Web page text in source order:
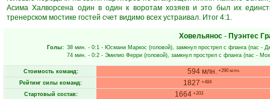
Асима Халворсена один в один к воротам хозяев и это был их
тренерском мостике гостей счет видимо всех устраивал. Итог 4:1.
Ховельянос - Пуэнтес
Голы: 38 мин. - 0:1 - Юсмани Маркос (головой), замкнул прострел с фланга (пас -
74 мин. - 0:2 - Эмилио Ферри (головой), замкнул прострел с фланга (пас -
Стоимость команд: 594 млн. +290 млн.
Рейтинг силы команд: 1827 +484
Стартовый состав: 1664 +203